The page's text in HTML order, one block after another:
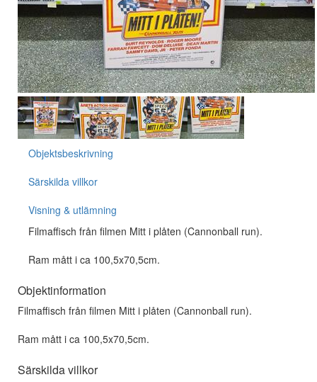
Objektsbeskrivning
Särskilda villkor
Visning & utlämning
Filmaffisch från filmen Mitt i plåten (Cannonball run).
Ram mått i ca 100,5x70,5cm.
Objektinformation
Filmaffisch från filmen Mitt i plåten (Cannonball run).
Ram mått i ca 100,5x70,5cm.
Särskilda villkor